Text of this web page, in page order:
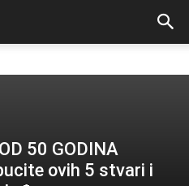
50 GODINA
ovih 5 stvari i